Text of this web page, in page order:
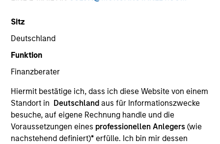
Sitz
Deutschland
Funktion
Finanzberater
Hiermit bestätige ich, dass ich diese Website von einem
Standort in Deutschland aus für Informationszwecke
besuche, auf eigene Rechnung handle und die
Voraussetzungen eines professionellen Anlegers(wie
nachstehend definiert)* erfülle. Ich bin mir dessen
Transaction Type
Minority
A leading branded diaper producer in China,
focusing on the fast growing e-commerce sales
Investment Team
Morgan Stanley Private Equity Asia